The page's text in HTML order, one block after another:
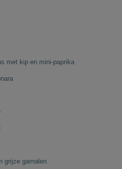
met kip en mini-paprika
grijze garnalen